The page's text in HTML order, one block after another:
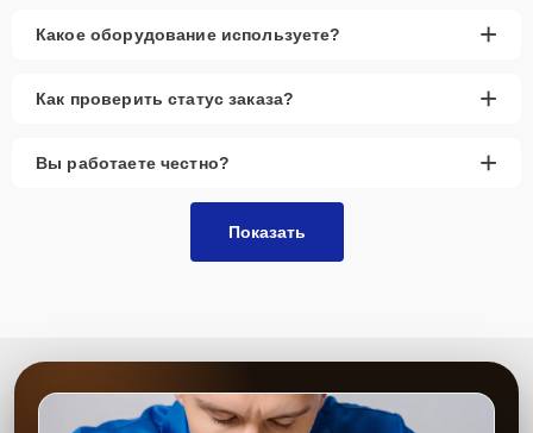
Какое оборудование используете? +
Как проверить статус заказа? +
Вы работаете честно? +
Показать